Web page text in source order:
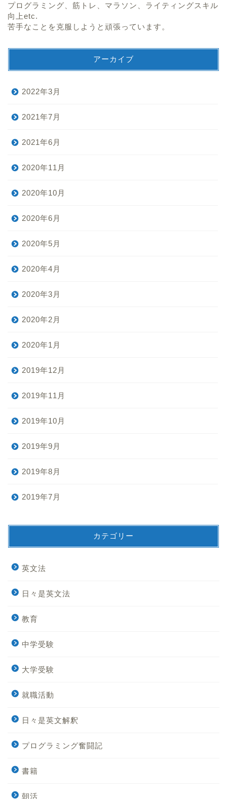
プログラミング、筋トレ、マラソン、ライティングスキル
向上etc.
苦手なことを克服しようと頑張っています。
アーカイブ
2022年3月
2021年7月
2021年6月
2020年11月
2020年10月
2020年6月
2020年5月
2020年4月
2020年3月
2020年2月
2020年1月
2019年12月
2019年11月
2019年10月
2019年9月
2019年8月
2019年7月
カテゴリー
英文法
日々是英文法
教育
中学受験
大学受験
就職活動
日々是英文解釈
プログラミング奮闘記
書籍
朝活